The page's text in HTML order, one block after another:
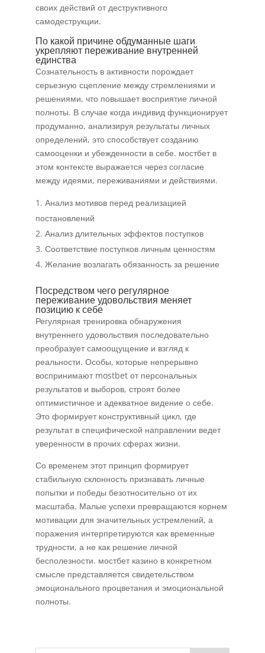
своих действий от деструктивного
самодеструкции.
По какой причине обдуманные шаги
укрепляют переживание внутренней
единства
Сознательность в активности порождает
серьезную сцепление между стремлениями и
решениями, что повышает восприятие личной
полноты. В случае когда индивид функционирует
продуманно, анализируя результаты личных
определений, это способствует созданию
самооценки и убежденности в себе. мостбет в
этом контексте выражается через согласие
между идеями, переживаниями и действиями.
Анализ мотивов перед реализацией
постановлений
Анализ длительных эффектов поступков
Соответствие поступков личным ценностям
Желание возлагать обязанность за решение
Посредством чего регулярное
переживание удовольствия меняет
позицию к себе
Регулярная тренировка обнаружения
внутреннего удовольствия последовательно
преобразует самоощущение и взгляд к
реальности. Особы, которые непрерывно
воспринимают mostbet от персональных
результатов и выборов, строят более
оптимистичное и адекватное видение о себе.
Это формирует конструктивный цикл, где
результат в специфической направлении ведет
уверенности в прочих сферах жизни.
Со временем этот принцип формирует
стабильную склонность признавать личные
попытки и победы безотносительно от их
масштаба. Малые успехи превращаются корнем
мотивации для значительных устремлений, а
поражения интерпретируются как временные
трудности, а не как решение личной
бесполезности. мостбет казино в конкретном
смысле представляется свидетельством
эмоционального процветания и эмоциональной
полноты.